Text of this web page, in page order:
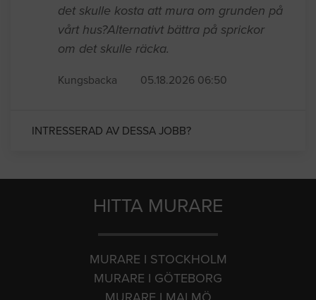
det skulle kosta att mura om grunden på
vårt hus?Alternativt bättra på sprickor
om det skulle räcka.
Kungsbacka 05.18.2026 06:50
INTRESSERAD AV DESSA JOBB?
HITTA MURARE
MURARE I STOCKHOLM
MURARE I GÖTEBORG